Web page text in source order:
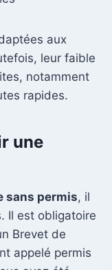
aux
leur faible
notamment
rapides.
une
sans permis, il
Il est obligatoire
Brevet de
appelé permis